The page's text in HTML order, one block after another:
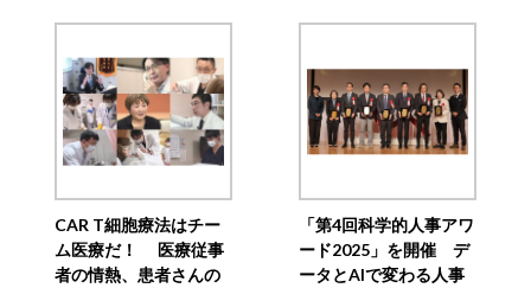
CAR T細胞療法はチー
ム医療だ！ 医療従事
者の情熱、患者さんの
「第4回科学的人事アワ
ード2025」を開催 デ
ータとAIで変わる人事